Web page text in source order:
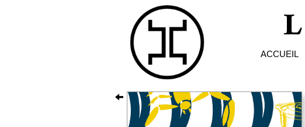
ACCUEIL